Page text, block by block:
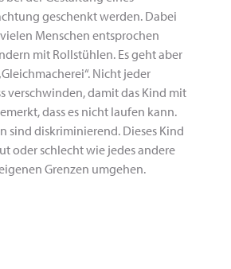
geschenkt werden. Dabei
Menschen entsprochen
mit Rollstühlen. Es geht aber
Nicht jeder
verschwinden, damit das Kind mit
dass es nicht laufen kann.
sind diskriminierend. Dieses Kind
oder schlecht wie jedes andere
Grenzen umgehen.